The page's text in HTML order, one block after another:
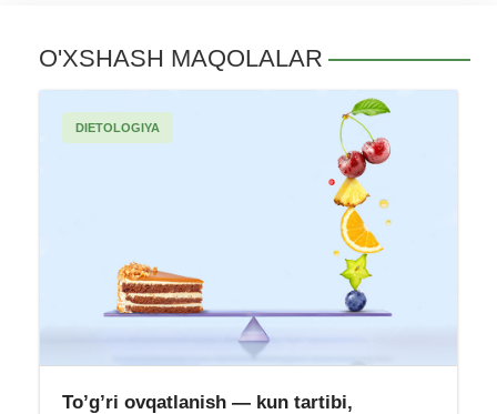
O'XSHASH MAQOLALAR
DIETOLOGIYA
To’g’ri ovqatlanish — kun tartibi,